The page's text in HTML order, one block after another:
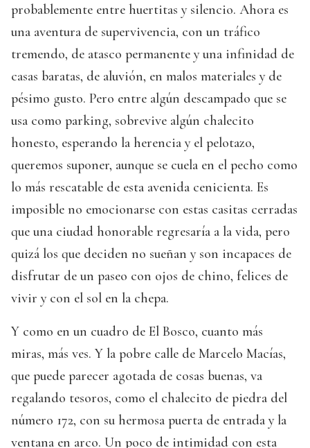
probablemente entre huertitas y silencio. Ahora es
una aventura de supervivencia, con un tráfico
tremendo, de atasco permanente y una infinidad de
casas baratas, de aluvión, en malos materiales y de
pésimo gusto. Pero entre algún descampado que se
usa como parking, sobrevive algún chalecito
honesto, esperando la herencia y el pelotazo,
queremos suponer, aunque se cuela en el pecho como
lo más rescatable de esta avenida cenicienta. Es
imposible no emocionarse con estas casitas cerradas
que una ciudad honorable regresaría a la vida, pero
quizá los que deciden no sueñan y son incapaces de
disfrutar de un paseo con ojos de chino, felices de
vivir y con el sol en la chepa.
Y como en un cuadro de El Bosco, cuanto más
miras, más ves. Y la pobre calle de Marcelo Macías,
que puede parecer agotada de cosas buenas, va
regalando tesoros, como el chalecito de piedra del
número 172, con su hermosa puerta de entrada y la
ventana en arco. Un poco de intimidad con esta